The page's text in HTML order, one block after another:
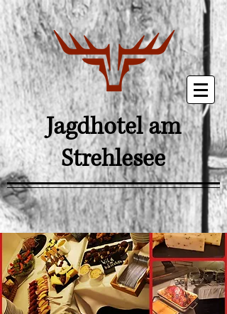
Jagdhotel am
Strehlesee